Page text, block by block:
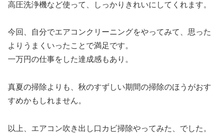
高圧洗浄機など使って、しっかりきれいにしてくれます。
今回、自分でエアコンクリーニングをやってみて、思った
よりうまくいったことで満足です。
一万円の仕事をした達成感もあり。
真夏の掃除よりも、秋のすずしい期間の掃除のほうがおす
すめかもしれません。
以上、エアコン吹き出し口カビ掃除やってみた、でした。